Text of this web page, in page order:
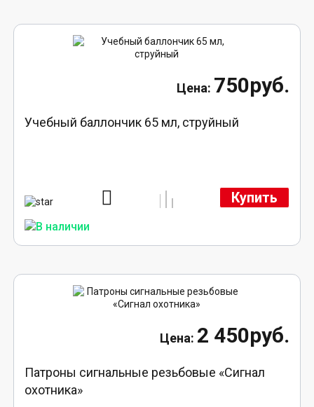
750руб.
Учебный баллончик 65 мл, струйный
Купить
2 450руб.
Патроны сигнальные резьбовые «Сигнал
охотника»